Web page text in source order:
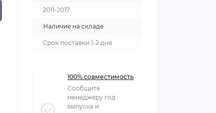
2011-2017
Наличие на складе
Срок поставки 1-2 дня
100% совместимость
Сообщите
менеджеру год
выпуска и